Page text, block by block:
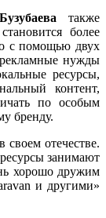
также
более
с помощью двух
нужды
ресурсы,
контент,
по особым
бренду.
отечестве.
занимают
хорошо дружим
и другими»